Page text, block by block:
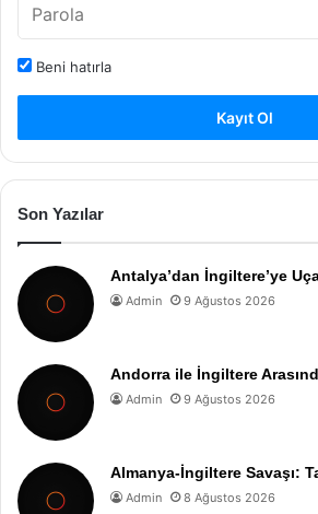
Beni hatırla
Kayıt Ol
Son Yazılar
Antalya’dan İngiltere’ye
Admin 9 Ağustos 2026
Andorra ile İngiltere
Admin 9 Ağustos 2026
Almanya-İngiltere Savaşı:
Admin 8 Ağustos 2026